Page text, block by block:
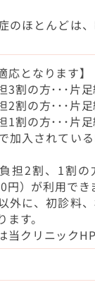
のほとんどは
応となります】
3割の方･･･片
2割の方･･･片
1割の方･･･片
加入されてい
担2割、1割の
円）が利用でき
外に、初診料
ます。
当クリニック